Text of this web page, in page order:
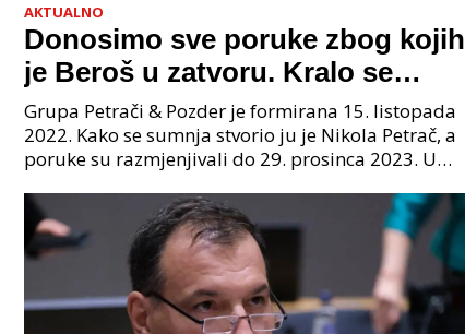
AKTUALNO
Donosimo sve poruke zbog kojih
je Beroš u zatvoru. Kralo se
godinama. Tko će iz vlade biti
sljedeći uhićen?
Grupa Petrači & Pozder je formirana 15. listopada
2022. Kako se sumnja stvorio ju je Nikola Petrač, a
poruke su razmjenjivali do 29. prosinca 2023. U